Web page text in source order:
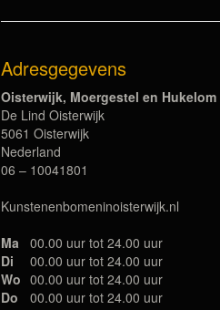
Adresgegevens
Oisterwijk, Moergestel en Hukelom
De Lind Oisterwijk
5061 Oisterwijk
Nederland
06 – 10041801
Kunstenenbomeninoisterwijk.nl
Ma
00.00 uur tot 24.00 uur
Di
00.00 uur tot 24.00 uur
Wo 00.00 uur tot 24.00 uur
Do
00.00 uur tot 24.00 uur